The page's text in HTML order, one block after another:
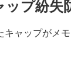
ップ紛失
キャップがメ